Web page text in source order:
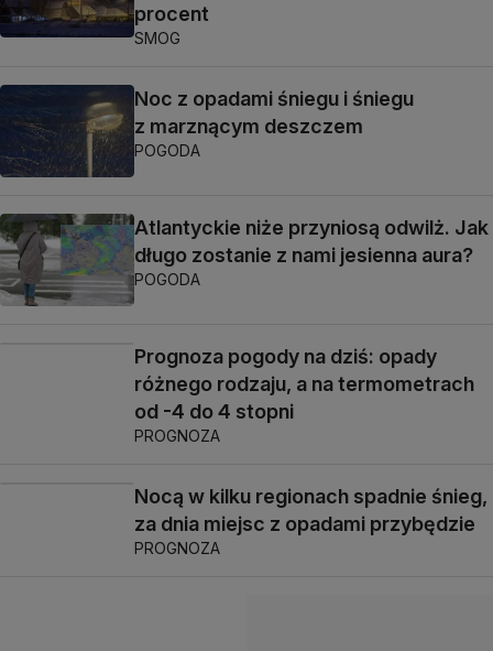
procent
SMOG
Noc z opadami śniegu i śniegu
z marznącym deszczem
POGODA
Atlantyckie niże przyniosą odwilż. Jak
długo zostanie z nami jesienna aura?
POGODA
Prognoza pogody na dziś: opady
różnego rodzaju, a na termometrach
od -4 do 4 stopni
PROGNOZA
Nocą w kilku regionach spadnie śnieg,
za dnia miejsc z opadami przybędzie
PROGNOZA